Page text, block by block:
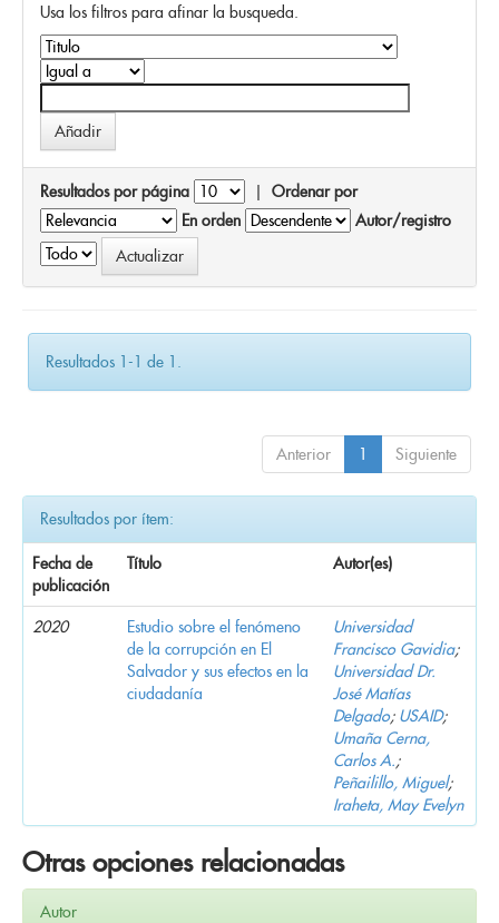
Usa los filtros para afinar la busqueda.
Resultados por página | Ordenar por
En orden
Autor/registro
Resultados 1-1 de 1.
Anterior 1 Siguiente
Resultados por ítem:
Fecha de
publicación
Título Autor(es)
2020
Estudio sobre el fenómeno
de la corrupción en El
Salvador y sus efectos en la
ciudadanía
Universidad
Francisco Gavidia;
Universidad Dr.
José Matías
Delgado; USAID;
Umaña Cerna,
Carlos A.;
Peñailillo, Miguel;
Iraheta, May Evelyn
Otras opciones relacionadas
Autor